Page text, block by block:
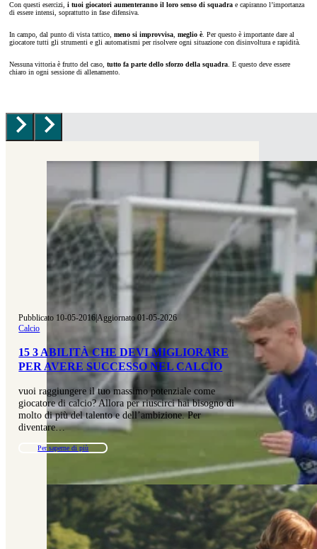
Con questi esercizi, i tuoi giocatori aumenteranno il loro senso di squadra e capiranno l’importanza
di essere intensi, soprattutto in fase difensiva.
In campo, dal punto di vista tattico, meno si improvvisa meglio è. Per questo è importante dare al
giocatore tutti gli strumenti e gli automatismi per risolvere ogni situazione con disinvoltura e rapidità.
Nessuna vittoria è frutto del caso, tutto fa parte dello sforzo della squadra . E questo deve essere
chiaro in ogni sessione di allenamento.
Pubblicato 10-05-2016|Aggiornato 01-05-2026
Calcio
15 3 ABILITÀ CHE DEVI MIGLIORARE
PER AVERE SUCCESSO NEL CALCIO
vuoi raggiungere il tuo massimo potenziale come
giocatore di calcio? Allora per riuscirci hai bisogno di
molto di più del talento e dell’ambizione. Per
diventare…
Per saperne di più